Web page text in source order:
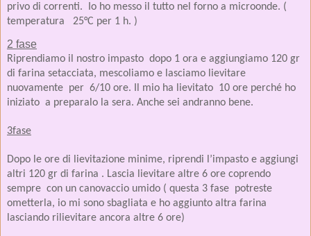
privo di correnti.
Io ho messo il tutto nel forno a microonde. (
temperatura
25°C per 1 h. )
2 fase
Riprendiamo il nostro impasto dopo 1 ora e aggiungiamo 120 gr
di farina setacciata, mescoliamo e lasciamo lievitare
nuovamente per 6/10 ore. Il mio ha lievitato 10 ore perché ho
iniziato a preparalo la sera. Anche sei andranno bene.
3fase
Dopo le ore di lievitazione minime, riprendi l’impasto e aggiungi
altri 120 gr di farina . Lascia lievitare altre 6 ore coprendo
sempre con un canovaccio umido ( questa 3 fase potreste
ometterla, io mi sono sbagliata e ho aggiunto altra farina
lasciando rilievitare ancora altre 6 ore)